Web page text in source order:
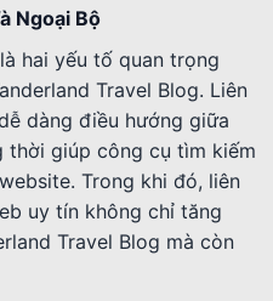
Ngoại Bộ
hai yếu tố quan trọng
Travel Blog. Liên
dàng điều hướng giữa
giúp công cụ tìm kiếm
Trong khi đó, liên
uy tín không chỉ tăng
Travel Blog mà còn